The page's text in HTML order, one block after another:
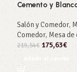
Cemento y
Salón y Comedor,
Comedor,Mesa de
219,54€ 175,63€
Añadir al carrito